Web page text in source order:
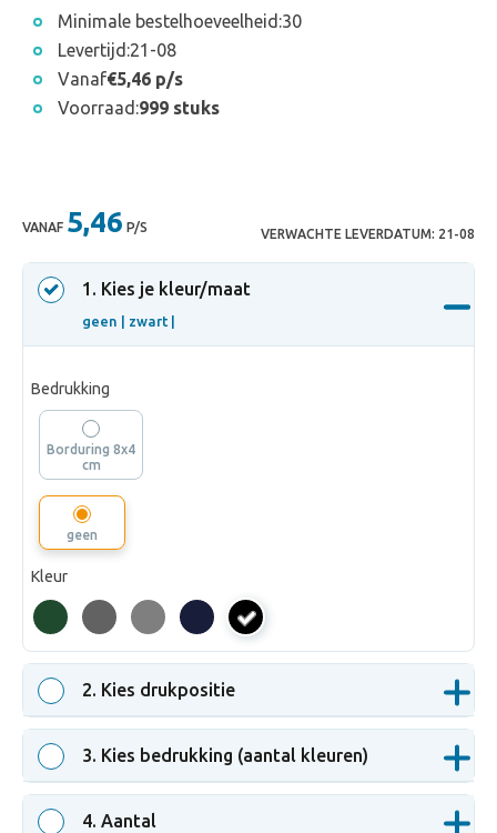
Minimale bestelhoeveelheid:30
Levertijd:21-08
Vanaf€5,46 p/s
Voorraad:999 stuks
VANAF 5,46 P/S VERWACHTE LEVERDATUM: 21-08
1 . Kies je kleur/maat
geen | zwart |
Bedrukking
Borduring 8x4
cm
geen
Kleur
zwart
2. Kies drukpositie
3. Kies bedrukking (aantal kleuren)
4. Aantal